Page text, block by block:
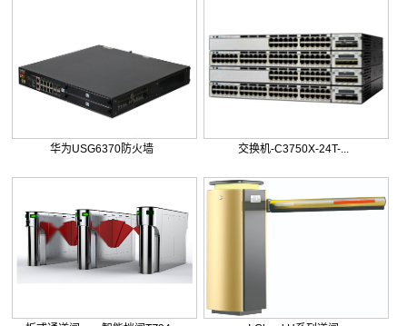
华为USG6370防火墙 交换机-C3750X-24T-...